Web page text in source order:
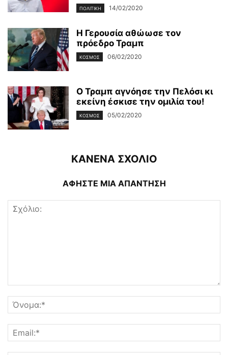
ΠΟΛΙΤΙΚΉ 14/02/2020
Η Γερουσία αθώωσε τον
πρόεδρο Τραμπ
ΚΌΣΜΟΣ 06/02/2020
Ο Τραμπ αγνόησε την Πελόσι κι
εκείνη έσκισε την ομιλία του!
ΚΌΣΜΟΣ 05/02/2020
ΚΑΝΕΝΑ ΣΧΟΛΙΟ
ΑΦΗΣΤΕ ΜΙΑ ΑΠΑΝΤΗΣΗ